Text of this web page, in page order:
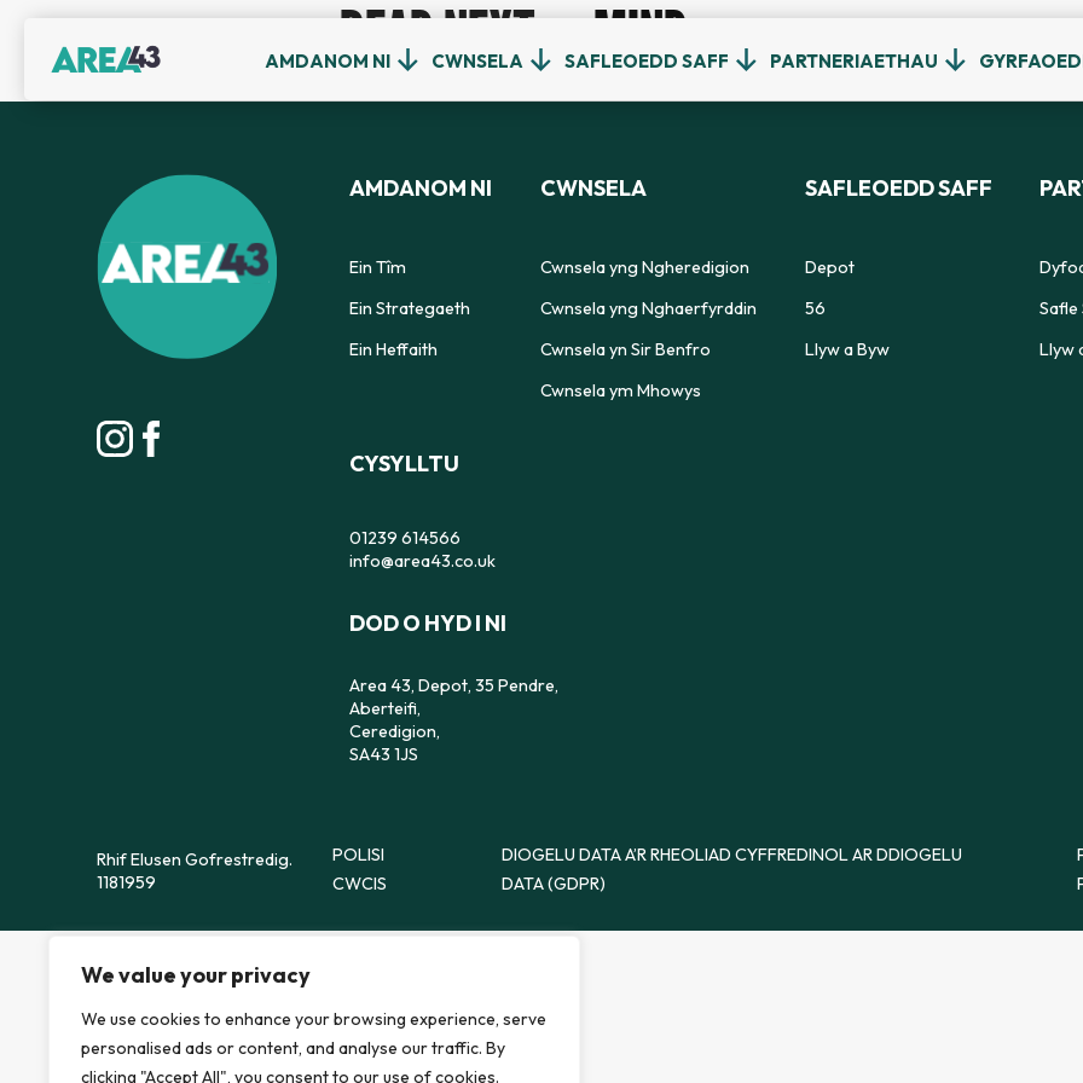
We value your privacy
We use cookies to enhance your browsing experience, serve
personalised ads or content, and analyse our traffic. By
clicking "Accept All", you consent to our use of cookies.
AMDANOM NI CWNSELA SAFLEOEDD SAFF PARTNERIAETHAU
READ NEXT MIND
AMDANOM NI
Ein Tîm
Ein Strategaeth
Ein Heffaith
CWNSELA
Cwnsela yng Ngheredigion
Cwnsela yng Nghaerfyrddin
Cwnsela yn Sir Benfro
Cwnsela ym Mhowys
SAFLEOEDD SAFF
Depot
56
Llyw a Byw
Safle
Llyw
CYSYLLTU
01239 614566
info@area43.co.uk
DOD O HYD I NI
Area 43, Depot, 35 Pendre,
Aberteifi,
Ceredigion,
SA43 1JS
Rhif Elusen Gofrestredig.
1181959
POLISI
CWCIS
DIOGELU DATA A’R RHEOLIAD CYFFREDINOL AR DDIOGELU
DATA (GDPR)